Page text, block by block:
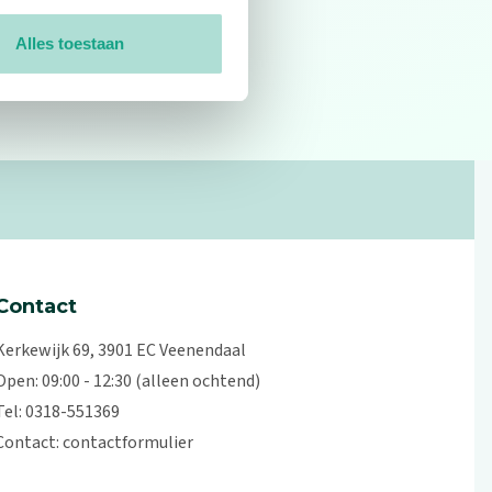
Alles toestaan
69, 3901 EC Veenendaal
09:00 - 12:30 (alleen ochtend)
0318-551369
contactformulier